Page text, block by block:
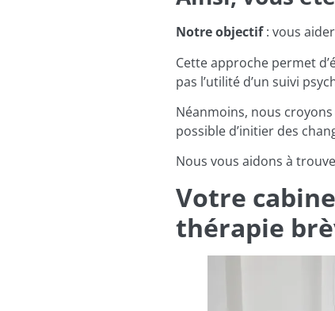
Notre objectif: vous
Cette approche permet
pas l’utilité d’un suivi
Néanmoins, nous
possible d’initier des
Nous vous aidons à
Votre
thérapie